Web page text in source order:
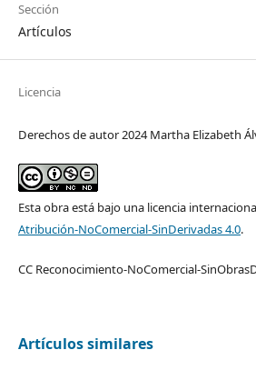
Sección
Artículos
Licencia
Derechos de autor 2024 Martha Elizabeth
Esta obra está bajo una licencia
Atribución-NoComercial-SinDerivadas 4.0.
CC Reconocimiento-NoComercial-
Artículos similares